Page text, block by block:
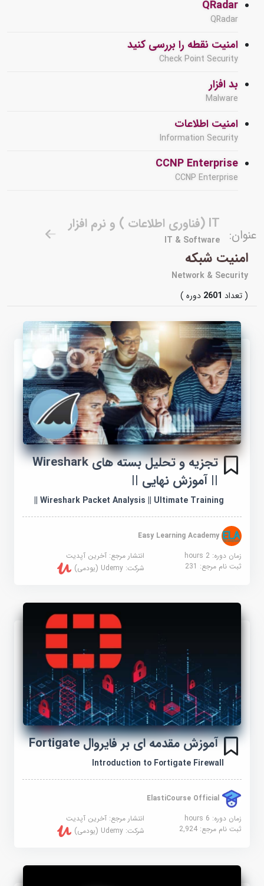
QRadar
QRadar
امنیت نقطه را بررسی کنید
Check Point Security
بد افزار
Malware
امنیت اطلاعات
Information Security
CCNP Enterprise
CCNP Enterprise
عنوان:
IT (فناوری اطلاعات ) و نرم افزار
IT & Software
امنیت شبکه
Network & Security
( تعداد2601دوره )
تجزیه و تحلیل بسته های Wireshark
|| آموزش نهایی ||
Wireshark Packet Analysis || Ultimate Training ||
Easy Learning Academy
زمان دوره: 2 hours
انتشار مرجع:آخرین آپدیت
ثبت نام مرجع:231 شرکت:Udemy (یودمی)
آموزش مقدمه ای بر فایروال Fortigate
Introduction to Fortigate Firewall
ElastiCourse Official
زمان دوره: 6 hours
انتشار مرجع:آخرین آپدیت
ثبت نام مرجع:2,924 شرکت:Udemy (یودمی)